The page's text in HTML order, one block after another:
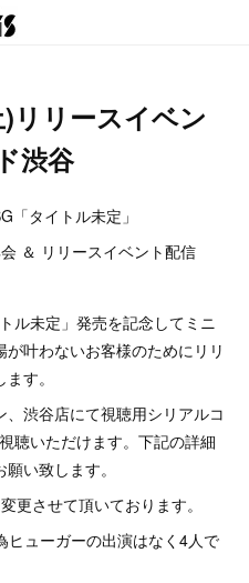
リリースイベン
渋谷
「タイトル未定」
＆ リリースイベント配信
ル未定」発売を記念してミニ
叶わないお客様のためにリリ
す。
渋谷店にて視聴用シリアルコ
聴いただけます。下記の詳細
い致します。
更させて頂いております。
ヒューガーの出演はなく4人で